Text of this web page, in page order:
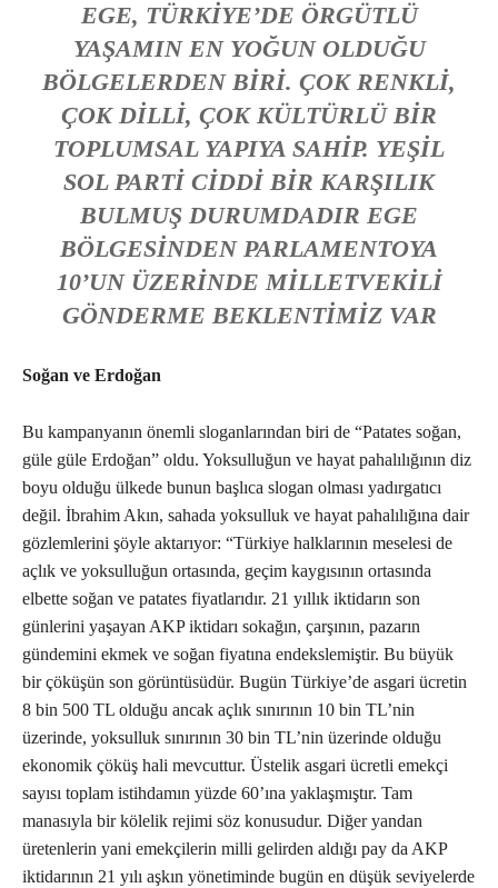
EGE, TÜRKIYE’DE ÖRGÜTLÜ
YAŞAMIN EN YOĞUN OLDUĞU
BÖLGELERDEN BIRI. ÇOK RENKLI,
ÇOK DILLI, ÇOK KÜLTÜRLÜ BIR
TOPLUMSAL YAPIYA SAHIP. YEŞIL
SOL PARTI CIDDI BIR KARŞILIK
BULMUŞ DURUMDADIR EGE
BÖLGESINDEN PARLAMENTOYA
10’UN ÜZERINDE MILLETVEKILI
GÖNDERME BEKLENTIMIZ VAR
Soğan ve Erdoğan
Bu kampanyanın önemli sloganlarından biri de “Patates soğan,
güle güle Erdoğan” oldu. Yoksulluğun ve hayat pahalılığının diz
boyu olduğu ülkede bunun başlıca slogan olması yadırgatıcı
değil. İbrahim Akın, sahada yoksulluk ve hayat pahalılığına dair
gözlemlerini şöyle aktarıyor: “Türkiye halklarının meselesi de
açlık ve yoksulluğun ortasında, geçim kaygısının ortasında
elbette soğan ve patates fiyatlarıdır. 21 yıllık iktidarın son
günlerini yaşayan AKP iktidarı sokağın, çarşının, pazarın
gündemini ekmek ve soğan fiyatına endekslemiştir. Bu büyük
bir çöküşün son görüntüsüdür. Bugün Türkiye’de asgari ücretin
8 bin 500 TL olduğu ancak açlık sınırının 10 bin TL’nin
üzerinde, yoksulluk sınırının 30 bin TL’nin üzerinde olduğu
ekonomik çöküş hali mevcuttur. Üstelik asgari ücretli emekçi
sayısı toplam istihdamın yüzde 60’ına yaklaşmıştır. Tam
manasıyla bir kölelik rejimi söz konusudur. Diğer yandan
üretenlerin yani emekçilerin milli gelirden aldığı pay da AKP
iktidarının 21 yılı aşkın yönetiminde bugün en düşük seviyelerde